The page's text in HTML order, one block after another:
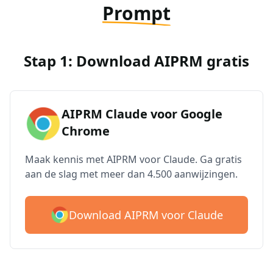
Prompt
Stap 1: Download AIPRM gratis
AIPRM Claude voor Google
Chrome
Maak kennis met AIPRM voor Claude. Ga gratis
aan de slag met meer dan 4.500 aanwijzingen.
Download AIPRM voor Claude